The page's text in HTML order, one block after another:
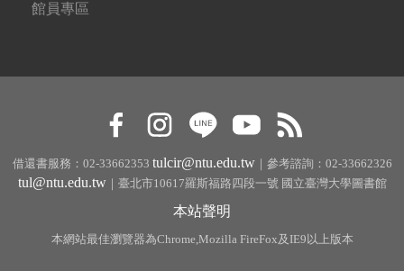
館員專區
借還書服務：02-33662353 tulcir@ntu.edu.tw｜參考諮詢：02-33662326
tul@ntu.edu.tw｜臺北市10617羅斯福路四段一號 國立臺灣大學圖書館
本站聲明
本網站最佳瀏覽器為Chrome,Mozilla FireFox及IE9以上版本